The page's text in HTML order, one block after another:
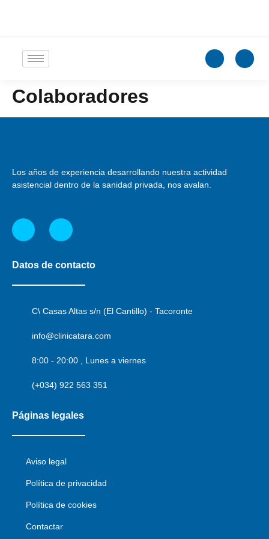
Colaboradores
Los años de experiencia desarrollando nuestra actividad
asistencial dentro de la sanidad privada, nos avalan.
Datos de contacto
C\ Casas Altas s/n (El Cantillo) - Tacoronte
info@clinicatara.com
8:00 - 20:00 , Lunes a viernes
(+034) 922 563 351
Páginas legales
Aviso legal
Política de privacidad
Política de cookies
Contactar